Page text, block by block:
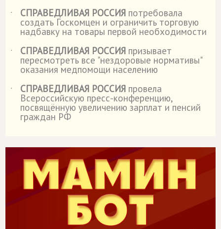
˙
СПРАВЕДЛИВАЯ РОССИЯ потребовала
создать Госкомцен и ограничить торговую
надбавку на товары первой необходимости
˙
СПРАВЕДЛИВАЯ РОССИЯ призывает
пересмотреть все "нездоровые нормативы"
оказания медпомощи населению
˙
СПРАВЕДЛИВАЯ РОССИЯ провела
Всероссийскую пресс-конференцию,
посвящённую увеличению зарплат и пенсий
граждан РФ